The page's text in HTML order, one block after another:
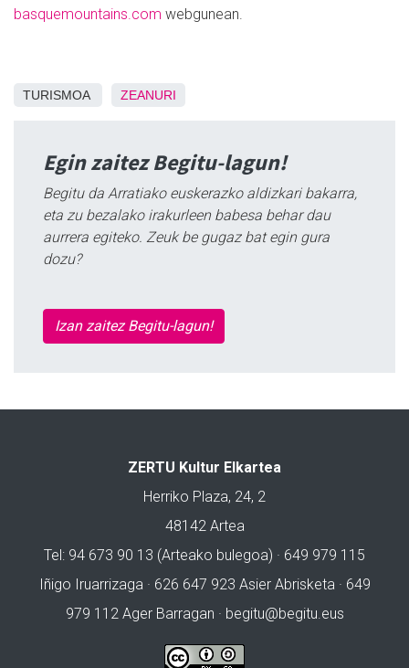
basquemountains.com webgunean.
TURISMOA ZEANURI
Egin zaitez Begitu-lagun!
Begitu da Arratiako euskerazko aldizkari bakarra,
eta zu bezalako irakurleen babesa behar dau
aurrera egiteko. Zeuk be gugaz bat egin gura
dozu?
Izan zaitez Begitu-lagun!
ZERTU Kultur Elkartea
Herriko Plaza, 24, 2
48142 Artea
Tel: 94 673 90 13 (Arteako bulegoa) · 649 979 115
Iñigo Iruarrizaga · 626 647 923 Asier Abrisketa · 649
979 112 Ager Barragan · begitu@begitu.eus